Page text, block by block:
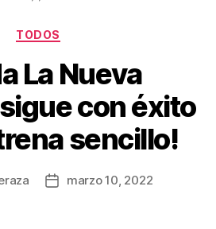
TODOS
La Nueva
con éxito
sencillo!
marzo 10, 2022